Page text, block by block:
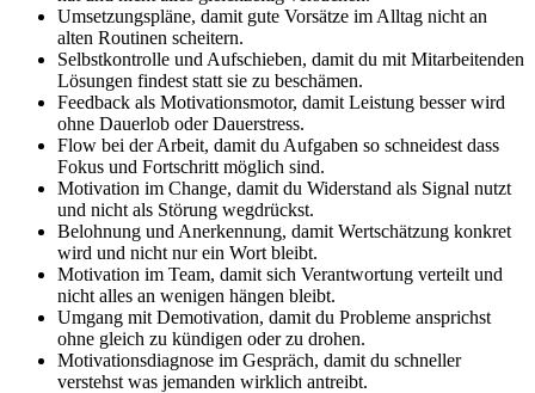
Umsetzungspläne, damit gute Vorsätze im Alltag nicht an
alten Routinen scheitern.
Selbstkontrolle und Aufschieben, damit du mit Mitarbeitenden
Lösungen findest statt sie zu beschämen.
Feedback als Motivationsmotor, damit Leistung besser wird
ohne Dauerlob oder Dauerstress.
Flow bei der Arbeit, damit du Aufgaben so schneidest dass
Fokus und Fortschritt möglich sind.
Motivation im Change, damit du Widerstand als Signal nutzt
und nicht als Störung wegdrückst.
Belohnung und Anerkennung, damit Wertschätzung konkret
wird und nicht nur ein Wort bleibt.
Motivation im Team, damit sich Verantwortung verteilt und
nicht alles an wenigen hängen bleibt.
Umgang mit Demotivation, damit du Probleme ansprichst
ohne gleich zu kündigen oder zu drohen.
Motivationsdiagnose im Gespräch, damit du schneller
verstehst was jemanden wirklich antreibt.